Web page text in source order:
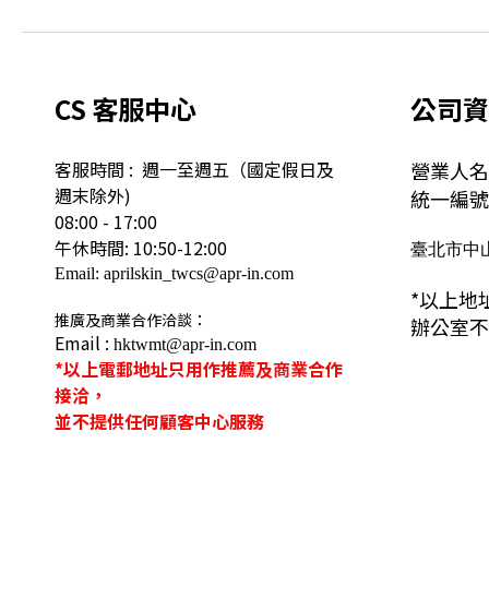
CS 客服中心
客服時間 : 週一至週五（國定假日及
週末除外)
08:00 - 17:00
午休時間: 10:50-12:00
Email: aprilskin_twcs@apr-in.com
推廣及商業合作洽談：
Email : hktwmt@apr-in.com
*以上電郵地址只用作推薦及商業合作
接洽，
並不提供任何顧客中心服務
公司
營業人
統一編
臺北市中
*以上地
辦公室